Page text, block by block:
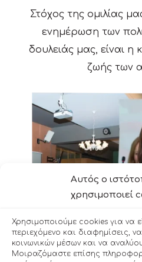
Αυτός ο
χρησιμοποιεί
Χρησιμοποιούμε cookies για να
περιεχόμενο και διαφημίσεις,
κοινωνικών μέσων και να
Μοιραζόμαστε επίσης
Στόχος της ομιλίας
ενημέρωση των
δουλειάς μας, είναι η
ζωής των